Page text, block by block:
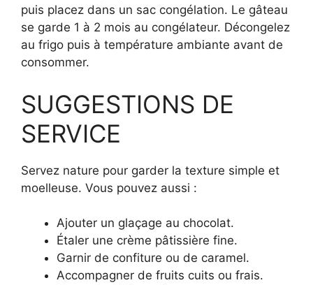
puis placez dans un sac congélation. Le gâteau
se garde 1 à 2 mois au congélateur. Décongelez
au frigo puis à température ambiante avant de
consommer.
SUGGESTIONS DE
SERVICE
Servez nature pour garder la texture simple et
moelleuse. Vous pouvez aussi :
Ajouter un glaçage au chocolat.
Étaler une crème pâtissière fine.
Garnir de confiture ou de caramel.
Accompagner de fruits cuits ou frais.